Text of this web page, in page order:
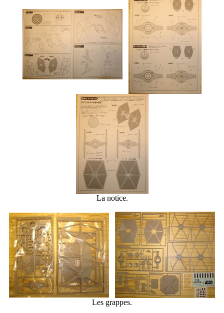
La notice.
Les grappes.